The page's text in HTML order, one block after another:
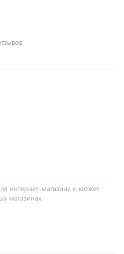
интернет-магазина и может
магазинах.